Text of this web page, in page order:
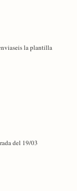
la plantilla
del 19/03